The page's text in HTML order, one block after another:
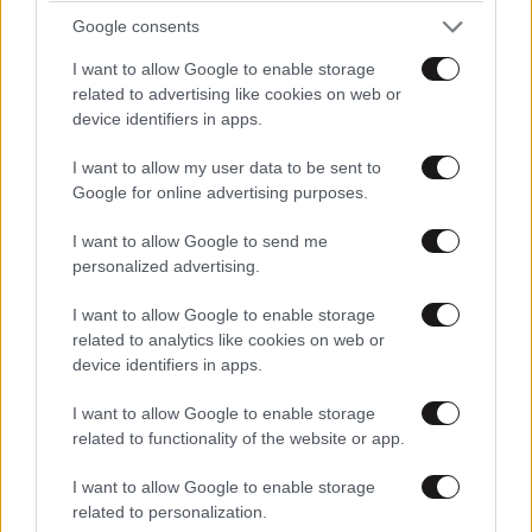
Google consents
I want to allow Google to enable storage
related to advertising like cookies on web or
device identifiers in apps.
I want to allow my user data to be sent to
Google for online advertising purposes.
I want to allow Google to send me
personalized advertising.
I want to allow Google to enable storage
related to analytics like cookies on web or
device identifiers in apps.
I want to allow Google to enable storage
related to functionality of the website or app.
I want to allow Google to enable storage
related to personalization.
Εξαγωγή βλήτων 05·02·2019 17:56
Μήπως πήγαν στο Λονδίνο οι ακροδεξιοί ταραξίες,
που επιχείρησαν κατάληψη της Βουλής!
Μπράβο του 05·02·2019 17:34
Για στα χέρια του. Πόσοι άνθρωποι χάθηκαν από το
Maiden 05·02·2019 19:13
Εισαι ασχετος,αγραμματος,ακεστος και
ανιστοριτος.Ειμαι σιγουρος οτι βλεπεις survivor